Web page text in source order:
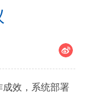
成效，系统部署